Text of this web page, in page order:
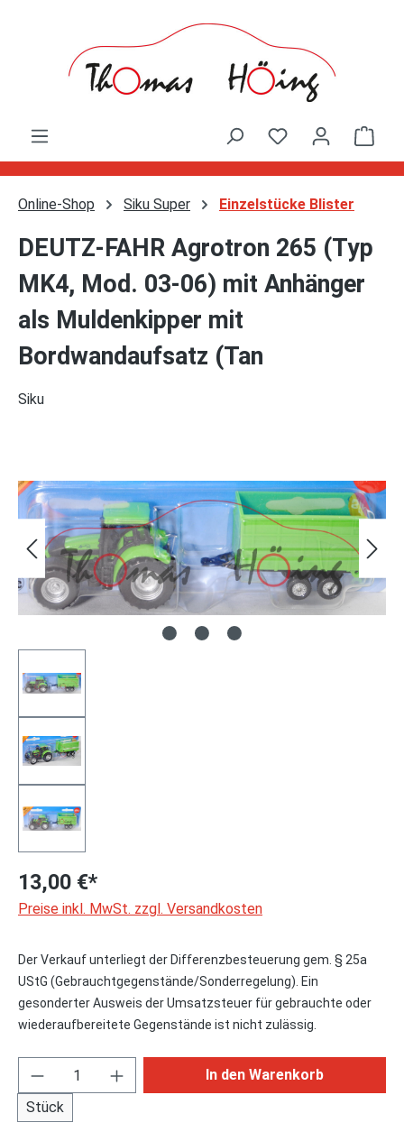
Online-Shop Siku Super Einzelstücke Blister
DEUTZ-FAHR Agrotron 265 (Typ
MK4, Mod. 03-06) mit Anhänger
als Muldenkipper mit
Bordwandaufsatz (Tan
Siku
13,00 €*
Preise inkl. MwSt. zzgl. Versandkosten
Der Verkauf unterliegt der Differenzbesteuerung gem. § 25a
UStG (Gebrauchtgegenstände/Sonderregelung). Ein
gesonderter Ausweis der Umsatzsteuer für gebrauchte oder
wiederaufbereitete Gegenstände ist nicht zulässig.
Produkt Anzahl: Gib den gewünschten
Stück
In den Warenkorb